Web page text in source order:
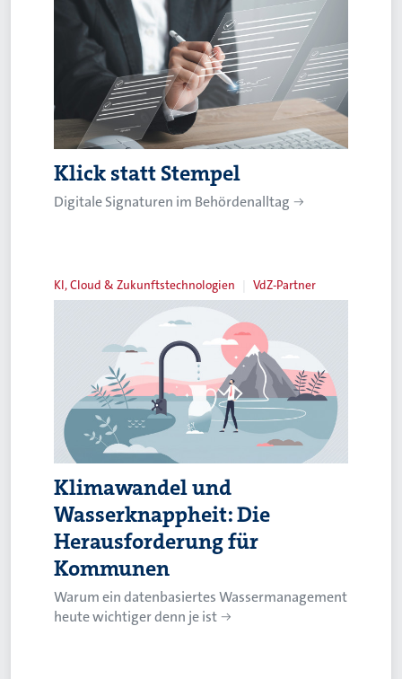
Klick statt Stempel
Digitale Signaturen im Behördenalltag
KI, Cloud & Zukunftstechnologien VdZ-Partner
Klimawandel und
Wasserknappheit: Die
Herausforderung für
Kommunen
Warum ein datenbasiertes Wassermanagement
heute wichtiger denn je ist